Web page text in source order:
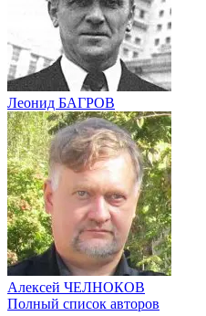
Леонид БАГРОВ
Алексей ЧЕЛНОКОВ
Полный список авторов